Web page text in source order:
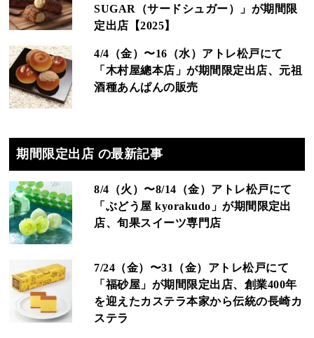
SUGAR（サードシュガー）」が期間限
定出店【2025】
4/4（金）〜16（水）アトレ松戸にて
「木村屋總本店」が期間限定出店、元祖
酒種あんぱんの販売
期間限定出店 の最新記事
8/4（火）〜8/14（金）アトレ松戸にて
「ぶどう屋 kyorakudo」が期間限定出
店、旬果スイーツ専門店
7/24（金）〜31（金）アトレ松戸にて
「福砂屋」が期間限定出店、創業400年
を迎えたカステラ本家から伝統の長崎カ
ステラ